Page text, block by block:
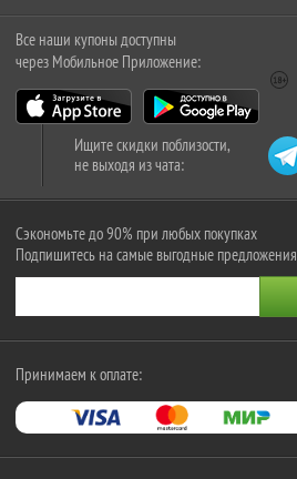
Все наши купоны доступны
через Мобильное Приложение:
Ищите скидки поблизости,
не выходя из чата:
Сэкономьте до 90% при любых покупках
Подпишитесь на самые выгодные предложения
Принимаем к оплате: